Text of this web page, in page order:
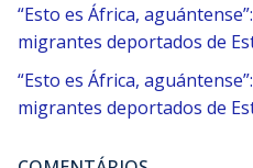
“Esto es África,
migrantes deportados de
“Esto es África,
migrantes deportados de